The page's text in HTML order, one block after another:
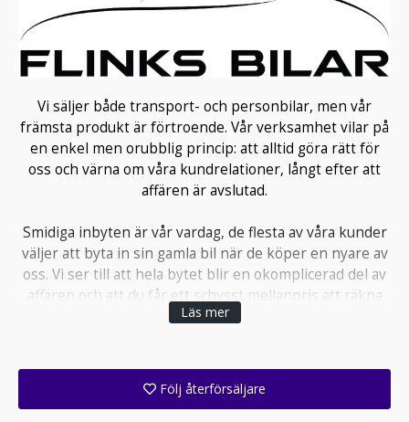
Vi säljer både transport- och personbilar, men vår
främsta produkt är förtroende. Vår verksamhet vilar på
en enkel men orubblig princip: att alltid göra rätt för
oss och värna om våra kundrelationer, långt efter att
affären är avslutad.
Smidiga inbyten är vår vardag, de flesta av våra kunder
väljer att byta in sin gamla bil när de köper en nyare av
oss. Vi ser till att hela bytet blir en okomplicerad del av
affären och att du får ett schysst mellanpris att räkna
på.
bil, servicehistorik eller något annat du undrar över. Vi
hjälper dig gärna och besvarar dina frågor med vår
Läs mer
Följ återförsäljare